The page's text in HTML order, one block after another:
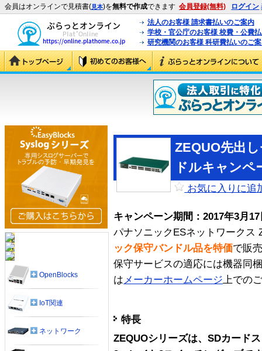
会員はオンラインで見積書(見本)を無料で作成できます 会員登録(無料) ログイン
法人のお客様 請求書払いのご案内
学校・官公庁のお客様 校費・公費
研究機関のお客様 科研費払いのご
ZEQUO先出
ドルキャンペ
お気に入りに追
キャンペーン期間：2017年3月
パナソニックESネットワークス
ック保守バンドル品を特価で販
保守サービスの適応には機器同
は メーカーホームページ 上での
特長
ZEQUOシリーズは、SDカード
OpenBlocks
IoT関連
ネットワーク